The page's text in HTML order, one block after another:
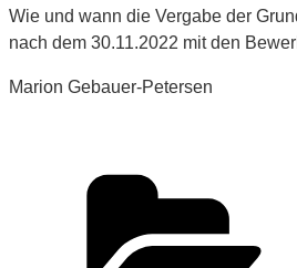
Wie und wann die Vergabe der
nach dem 30.11.2022 mit den
Marion Gebauer-Petersen